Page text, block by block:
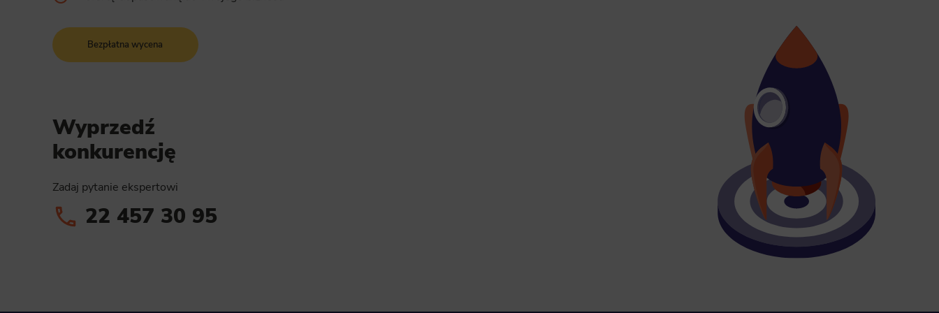
Bezpłatna wycena
Wyprzedź
konkurencję
Zadaj pytanie ekspertowi
22 457 30 95